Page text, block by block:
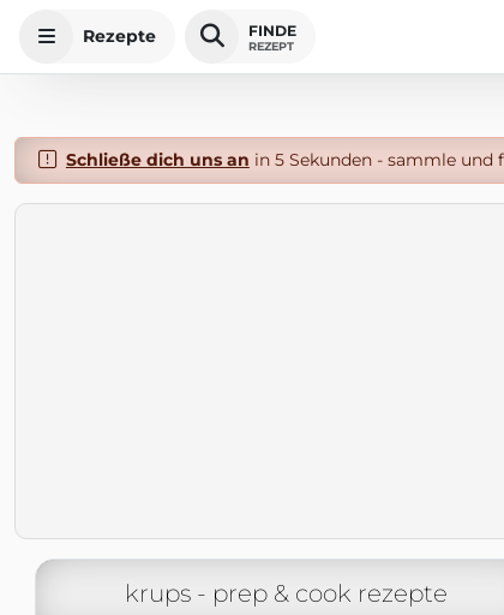
Rezepte FINDE
REZEPT
Schließe dich uns an in 5 Sekunden - sammle
krups - prep & cook rezepte